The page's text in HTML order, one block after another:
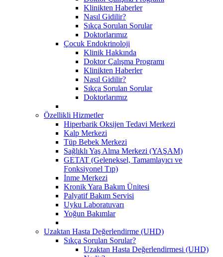
Klinikten Haberler
Nasıl Gidilir?
Sıkça Sorulan Sorular
Doktorlarımız
Çocuk Endokrinoloji
Klinik Hakkında
Doktor Çalışma Programı
Klinikten Haberler
Nasıl Gidilir?
Sıkça Sorulan Sorular
Doktorlarımız
Özellikli Hizmetler
Hiperbarik Oksijen Tedavi Merkezi
Kalp Merkezi
Tüp Bebek Merkezi
Sağlıklı Yaş Alma Merkezi (YAŞAM)
GETAT (Geleneksel, Tamamlayıcı ve
Fonksiyonel Tıp)
İnme Merkezi
Kronik Yara Bakım Ünitesi
Palyatif Bakım Servisi
Uyku Laboratuvarı
Yoğun Bakımlar
Uzaktan Hasta Değerlendirme (UHD)
Sıkça Sorulan Sorular?
Uzaktan Hasta Değerlendirmesi (UHD)